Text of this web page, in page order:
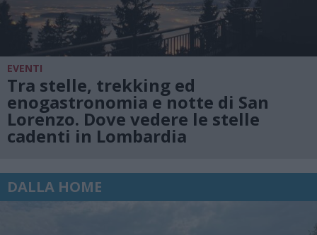
EVENTI
Tra stelle, trekking ed
enogastronomia e notte di San
Lorenzo. Dove vedere le stelle
cadenti in Lombardia
DALLA HOME